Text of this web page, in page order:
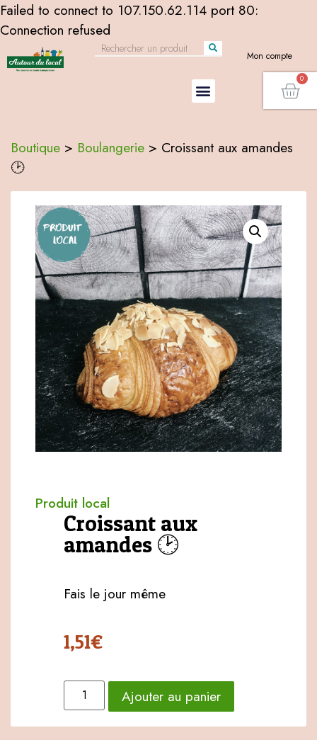
Failed to connect to 107.150.62.114 port 80:
Connection refused
Mon compte
Boutique > Boulangerie > Croissant aux amandes
🕑
Produit local
Croissant aux
amandes 🕑
Fais le jour même
1,51€
Ajouter au panier